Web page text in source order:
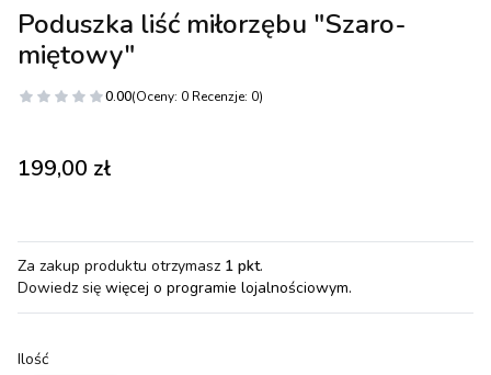
Poduszka liść miłorzębu "Szaro-
miętowy"
0.00(Oceny: 0 Recenzje: 0)
Cena
199,00 zł
Za zakup produktu otrzymasz 1 pkt.
Dowiedz się więcej o programie lojalnościowym.
Ilość